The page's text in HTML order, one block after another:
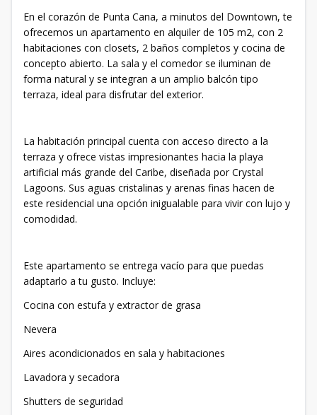
En el corazón de Punta Cana, a minutos del Downtown, te
ofrecemos un apartamento en alquiler de 105 m2, con 2
habitaciones con closets, 2 baños completos y cocina de
concepto abierto. La sala y el comedor se iluminan de
forma natural y se integran a un amplio balcón tipo
terraza, ideal para disfrutar del exterior.
La habitación principal cuenta con acceso directo a la
terraza y ofrece vistas impresionantes hacia la playa
artificial más grande del Caribe, diseñada por Crystal
Lagoons. Sus aguas cristalinas y arenas finas hacen de
este residencial una opción inigualable para vivir con lujo y
comodidad.
Este apartamento se entrega vacío para que puedas
adaptarlo a tu gusto. Incluye:
Cocina con estufa y extractor de grasa
Nevera
Aires acondicionados en sala y habitaciones
Lavadora y secadora
Shutters de seguridad